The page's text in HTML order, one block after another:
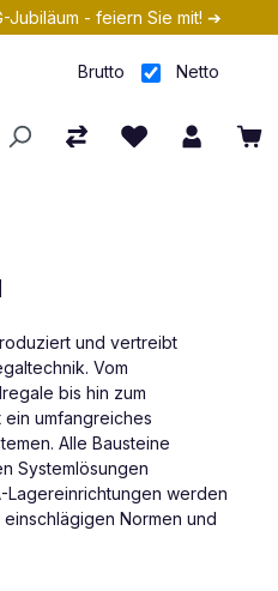
Jubiläum - feiern Sie mit! ➔
Brutto Netto
und vertreibt
Vom
bis hin zum
umfangreiches
Alle Bausteine
Systemlösungen
Lagereinrichtungen werden
Normen und